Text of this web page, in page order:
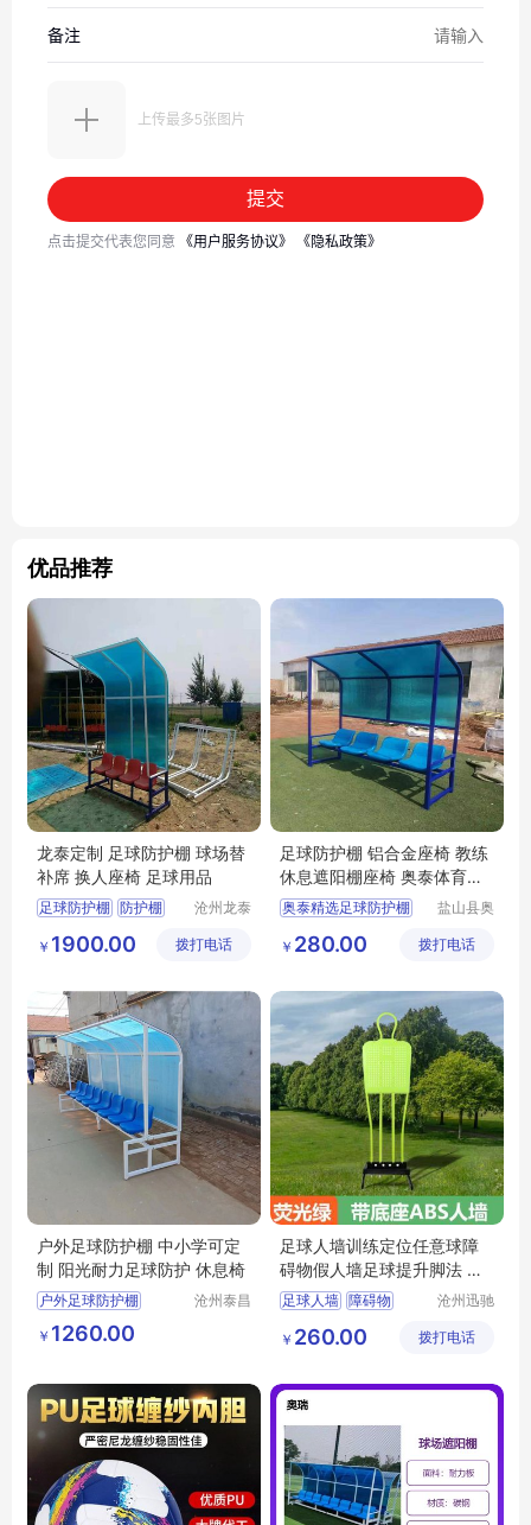
优品推荐
龙泰定制 足球防护棚 球场替
补席 换人座椅 足球用品
足球防护棚 防护棚
足球用品
沧州龙泰
有限公司
￥ 1900.00 拨打电话
足球防护棚 铝合金座椅 教练
休息遮阳棚座椅 奥泰体育精
选
奥泰精选足球防护棚
教练休息遮阳棚座椅
户外体育厂家
盐山县奥
材厂
￥ 280.00 拨打电话
户外足球防护棚 中小学可定
制 阳光耐力足球防护 休息椅
户外足球防护棚
定制足球防护棚
学校足球防护休息椅
阳光耐力瓦防护棚
沧州泰昌
￥ 1260.00
足球人墙训练定位任意球障
碍物假人墙足球提升脚法 带
底座ABS材质
足球人墙 障碍物
足球用品
沧州迅驰
有限公司
￥ 260.00 拨打电话